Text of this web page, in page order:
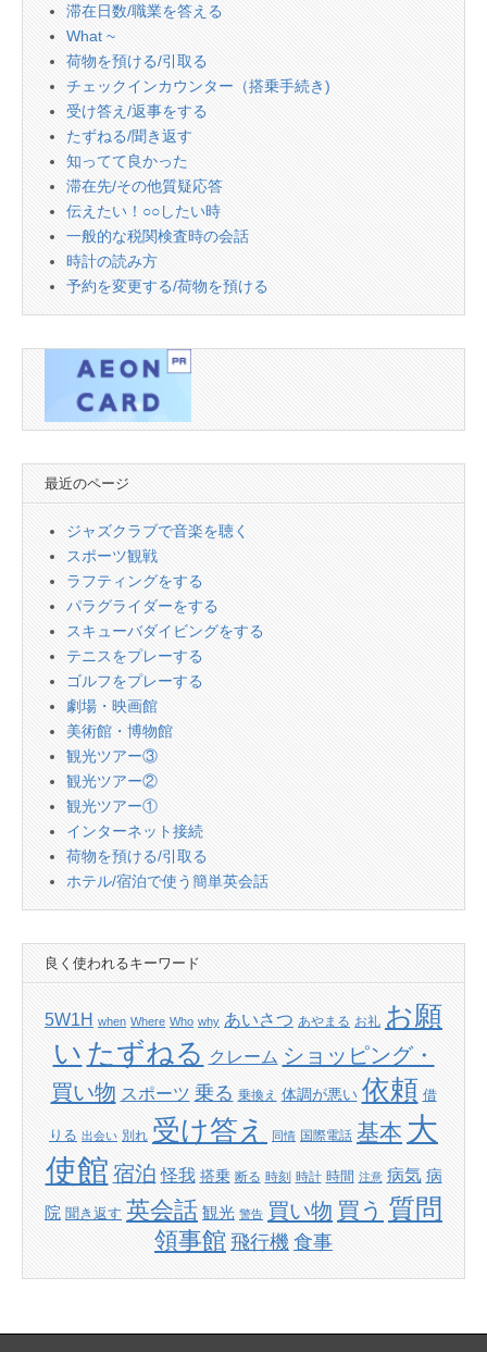
滞在日数/職業を答える
What ~
荷物を預ける/引取る
チェックインカウンター（搭乗手続き)
受け答え/返事をする
たずねる/聞き返す
知ってて良かった
滞在先/その他質疑応答
伝えたい！○○したい時
一般的な税関検査時の会話
時計の読み方
予約を変更する/荷物を預ける
最近のページ
ジャズクラブで音楽を聴く
スポーツ観戦
ラフティングをする
パラグライダーをする
スキューバダイビングをする
テニスをプレーする
ゴルフをプレーする
劇場・映画館
美術館・博物館
観光ツアー③
観光ツアー②
観光ツアー①
インターネット接続
荷物を預ける/引取る
ホテル/宿泊で使う簡単英会話
良く使われるキーワード
5W1H when Where Who why あいさつ あやまる お礼 お願
い たずねる クレーム ショッピング・
買い物 スポーツ 乗る 乗換え 体調が悪い 依頼 借
りる 出会い 別れ 受け答え 同情 国際電話 基本 大
使館 宿泊 怪我 搭乗 断る 時刻 時計 時間 注意 病気 病
院 聞き返す 英会話 観光 警告 買い物 買う 質問
領事館 飛行機 食事